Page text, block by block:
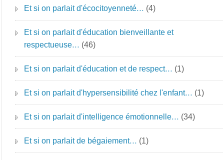
Et si on parlait d'écocitoyenneté… (4)
Et si on parlait d'éducation bienveillante et
respectueuse… (46)
Et si on parlait d'éducation et de respect… (1)
Et si on parlait d'hypersensibilité chez l'enfant… (1)
Et si on parlait d'intelligence émotionnelle… (34)
Et si on parlait de bégaiement… (1)